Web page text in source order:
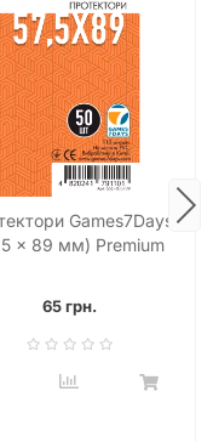
Games7Days
x 89 мм) Premium
65 грн.